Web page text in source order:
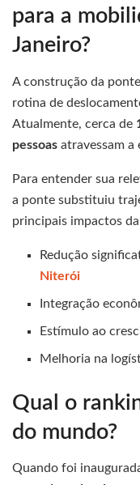
para a
Janeiro?
A construção da
rotina de
Atualmente, cerca de
pessoas atravessam a
Para entender sua
a ponte substituiu
principais impactos
Redução
Niterói
Integração
Estímulo ao
Melhoria na
Qual o
do mundo?
Quando foi